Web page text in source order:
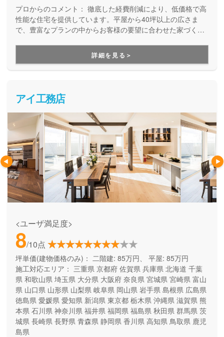
プロからのコメント： 徹底した経費削減により、低価格で高
性能な住宅を提供しています。平屋から40坪以上の広さま
で、豊富なプランの中からお客様の要望に合わせた家づくり
ず、予算内で快適な住まいを建てたい方にオススメです。
詳細を見る＞
アイ工務店
<ユーザ満足度>
8/10点
坪単価(建物価格のみ)： 二階建: 85万円、 平屋: 85万円
施工対応エリア： 三重県 京都府 佐賀県 兵庫県 北海道 千葉
県 和歌山県 埼玉県 大分県 大阪府 奈良県 宮城県 宮崎県 富山
県 山口県 山形県 山梨県 岐阜県 岡山県 岩手県 島根県 広島県
徳島県 愛媛県 愛知県 新潟県 東京都 栃木県 沖縄県 滋賀県 熊
本県 石川県 神奈川県 福井県 福岡県 福島県 秋田県 群馬県 茨
城県 長崎県 長野県 青森県 静岡県 香川県 高知県 鳥取県 鹿児
島県